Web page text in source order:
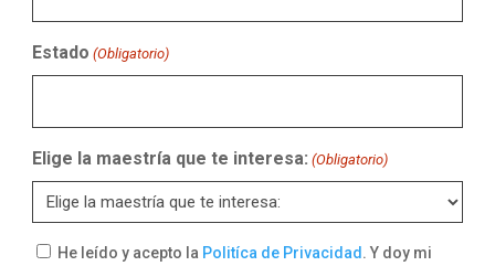
Estado (Obligatorio)
Elige la maestría que te interesa: (Obligatorio)
Consentimiento
He leído y acepto la Politíca de Privacidad . Y doy mi